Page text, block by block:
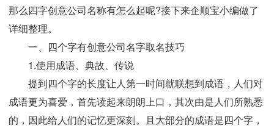
那么四字创意公司名称有怎么起呢?接下来企顺宝小编做了
详细整理。
一、四个字有创意公司名字取名技巧
1.使用成语、典故、传说
提到四个字的长度让人第一时间就联想到成语，人们对
成语更为喜爱，首先读起来朗朗上口，其次由是人们所熟悉
的，因此给人们的记忆更深刻。且大部分的成语是四个字，